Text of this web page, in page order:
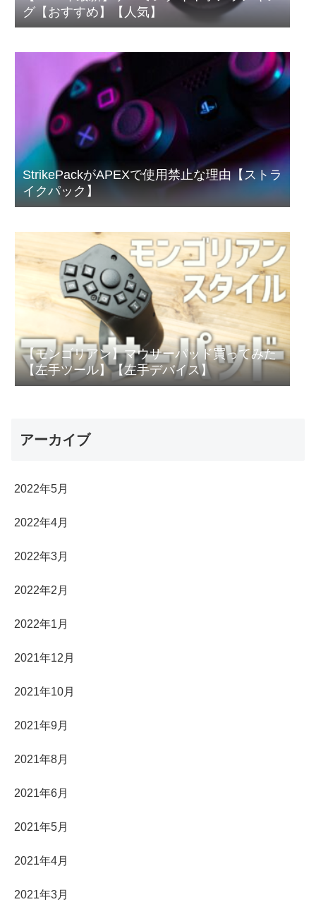
グ【おすすめ】【人気】
StrikePackがAPEXで使用禁止な理由【ストラ
イクパック】
【モンゴリアン】マウサーパッド買ってみた
【左手ツール】【左手デバイス】
アーカイブ
2022年5月
2022年4月
2022年3月
2022年2月
2022年1月
2021年12月
2021年10月
2021年9月
2021年8月
2021年6月
2021年5月
2021年4月
2021年3月